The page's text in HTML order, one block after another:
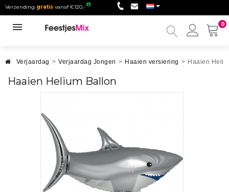
Verzending gratis vanaf €120,-
0
Mijn
Verjaardag > Verjaardag Jongen > Haaien versiering > Haaien
Haaien Helium Ballon